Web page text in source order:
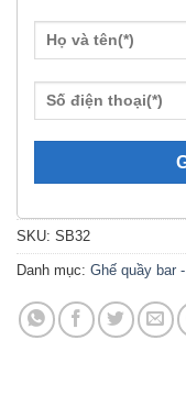
SKU: SB32
Danh mục: Ghế quầy bar